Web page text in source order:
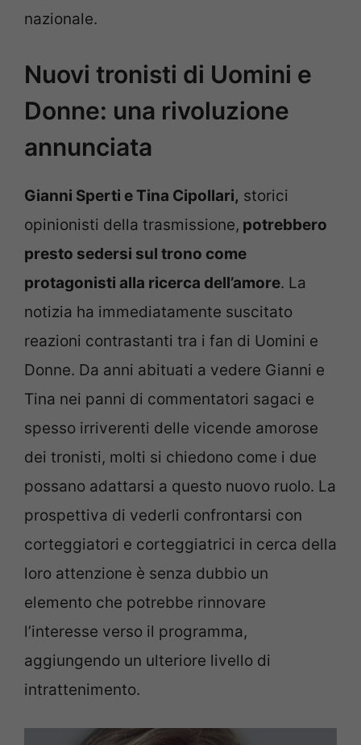
nazionale.
Nuovi tronisti di Uomini e
Donne: una rivoluzione
annunciata
Gianni Sperti e Tina Cipollari, storici
opinionisti della trasmissione, potrebbero
presto sedersi sul trono come
protagonisti alla ricerca dell’amore. La
notizia ha immediatamente suscitato
reazioni contrastanti tra i fan di Uomini e
Donne. Da anni abituati a vedere Gianni e
Tina nei panni di commentatori sagaci e
spesso irriverenti delle vicende amorose
dei tronisti, molti si chiedono come i due
possano adattarsi a questo nuovo ruolo. La
prospettiva di vederli confrontarsi con
corteggiatori e corteggiatrici in cerca della
loro attenzione è senza dubbio un
elemento che potrebbe rinnovare
l’interesse verso il programma,
aggiungendo un ulteriore livello di
intrattenimento.